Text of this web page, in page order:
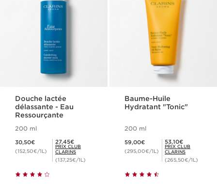
Douche lactée
délassante - Eau
Ressourçante
200 ml
30,50€
(152,50€/1L)
Prix Club Clarins 27,45€
27,45€
PRIX CLUB
CLARINS
(137,25€/1L)
Baume-Huile
Hydratant "Tonic"
200 ml
59,00€
(295,00€/1L)
Prix Club Clarins 53,10€
53,10€
PRIX CLUB
CLARINS
(265,50€/1L)